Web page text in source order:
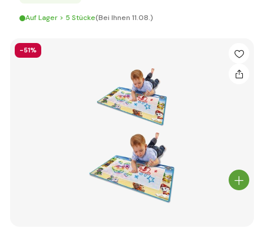
Auf Lager > 5 Stücke(Bei Ihnen 11.08.)
-51%